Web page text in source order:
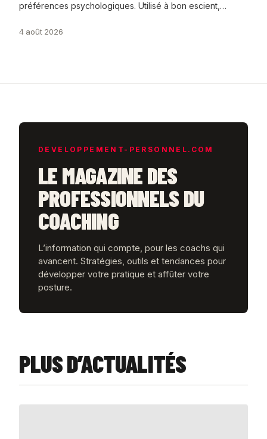
préférences psychologiques. Utilisé à bon escient,…
4 août 2026
DEVELOPPEMENT-PERSONNEL.COM
LE MAGAZINE DES
PROFESSIONNELS DU
COACHING
L’information qui compte, pour les coachs qui
avancent. Stratégies, outils et tendances pour
développer votre pratique et affûter votre
posture.
PLUS D’ACTUALITÉS